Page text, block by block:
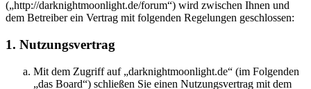
(„http://darknightmoonlight.de/forum“) wird zwischen Ihnen und
dem Betreiber ein Vertrag mit folgenden Regelungen geschlossen:
1. Nutzungsvertrag
Mit dem Zugriff auf „darknightmoonlight.de“ (im Folgenden
„das Board“) schließen Sie einen Nutzungsvertrag mit dem